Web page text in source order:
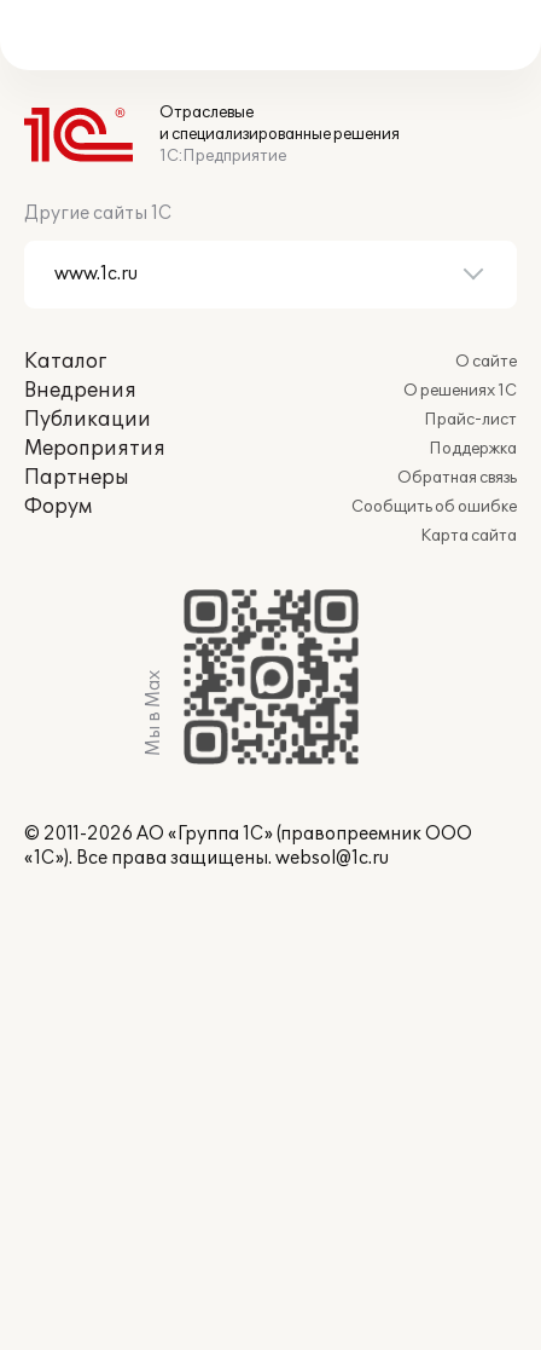
Отраслевые
и специализированные решения
1С:Предприятие
Другие сайты 1С
Каталог
Внедрения
Публикации
Мероприятия
Партнеры
Форум
О сайте
О решениях 1С
Прайс-лист
Поддержка
Обратная связь
Сообщить об ошибке
Карта сайта
Мы в Max
© 2011-2026 АО «Группа 1С» (правопреемник ООО
«1С»). Все права защищены. websol@1c.ru